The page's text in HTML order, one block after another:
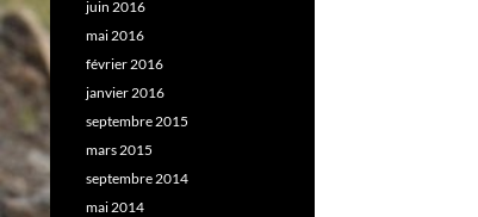
juin 2016
mai 2016
février 2016
janvier 2016
septembre 2015
mars 2015
septembre 2014
mai 2014